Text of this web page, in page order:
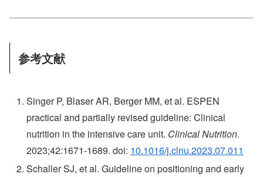
参考文献
Singer P, Blaser AR, Berger MM, et al. ESPEN
practical and partially revised guideline: Clinical
nutrition in the intensive care unit. Clinical Nutrition.
2023;42:1671-1689. doi: 10.1016/j.clnu.2023.07.011
Schaller SJ, et al. Guideline on positioning and early